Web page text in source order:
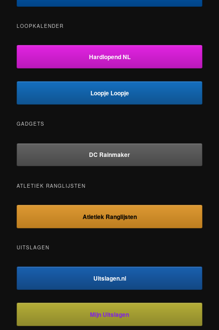
LOOPKALENDER
Hardlopend NL
Loopje Loopje
GADGETS
DC Rainmaker
ATLETIEK RANGLIJSTEN
Atletiek Ranglijsten
UITSLAGEN
Uitslagen.nl
Mijn Uitslagen